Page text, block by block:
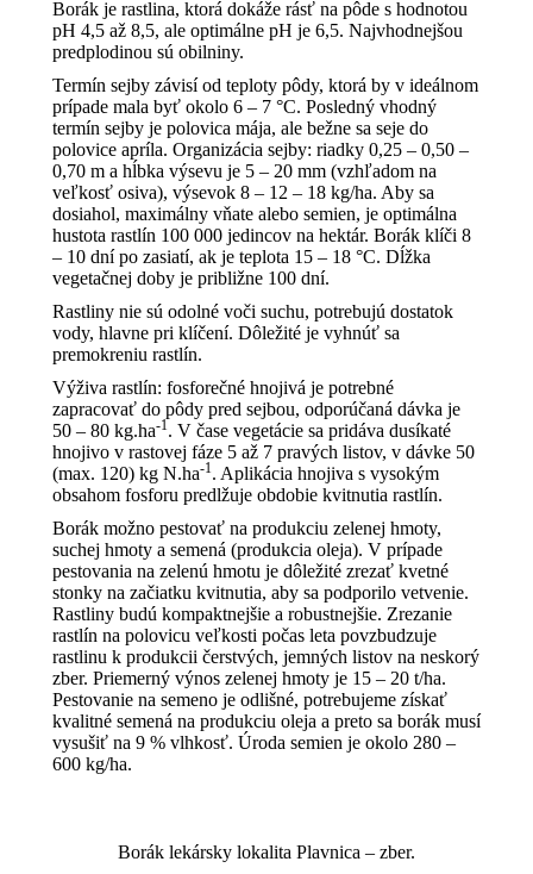
Borák je rastlina, ktorá dokáže rásť na pôde s hodnotou
pH 4,5 až 8,5, ale optimálne pH je 6,5. Najvhodnejšou
predplodinou sú obilniny.
Termín sejby závisí od teploty pôdy, ktorá by v ideálnom
prípade mala byť okolo 6 – 7 °C. Posledný vhodný
termín sejby je polovica mája, ale bežne sa seje do
polovice apríla. Organizácia sejby: riadky 0,25 – 0,50 –
0,70 m a hĺbka výsevu je 5 – 20 mm (vzhľadom na
veľkosť osiva), výsevok 8 – 12 – 18 kg/ha. Aby sa
dosiahol, maximálny vňate alebo semien, je optimálna
hustota rastlín 100 000 jedincov na hektár. Borák klíči 8
– 10 dní po zasiatí, ak je teplota 15 – 18 °C. Dĺžka
vegetačnej doby je približne 100 dní.
Rastliny nie sú odolné voči suchu, potrebujú dostatok
vody, hlavne pri klíčení. Dôležité je vyhnúť sa
premokreniu rastlín.
Výživa rastlín: fosforečné hnojivá je potrebné
zapracovať do pôdy pred sejbou, odporúčaná dávka je
50 – 80 kg.ha-1. V čase vegetácie sa pridáva dusíkaté
hnojivo v rastovej fáze 5 až 7 pravých listov, v dávke 50
(max. 120) kg N.ha-1 . Aplikácia hnojiva s vysokým
obsahom fosforu predlžuje obdobie kvitnutia rastlín.
Borák možno pestovať na produkciu zelenej hmoty,
suchej hmoty a semená (produkcia oleja). V prípade
pestovania na zelenú hmotu je dôležité zrezať kvetné
stonky na začiatku kvitnutia, aby sa podporilo vetvenie.
Rastliny budú kompaktnejšie a robustnejšie. Zrezanie
rastlín na polovicu veľkosti počas leta povzbudzuje
rastlinu k produkcii čerstvých, jemných listov na neskorý
zber. Priemerný výnos zelenej hmoty je 15 – 20 t/ha.
Pestovanie na semeno je odlišné, potrebujeme získať
kvalitné semená na produkciu oleja a preto sa borák musí
vysušiť na 9 % vlhkosť. Úroda semien je okolo 280 –
600 kg/ha.
Borák lekársky lokalita Plavnica – zber.